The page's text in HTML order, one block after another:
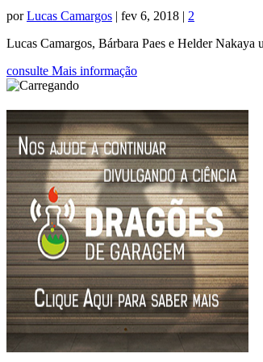
porLucas Camargos | fev 6, 2018 | 2
Lucas Camargos, Bárbara Paes e Helder Nakaya
consulte Mais informação